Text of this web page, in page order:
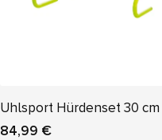
Uhlsport Hürdenset 30 cm
84,99 €